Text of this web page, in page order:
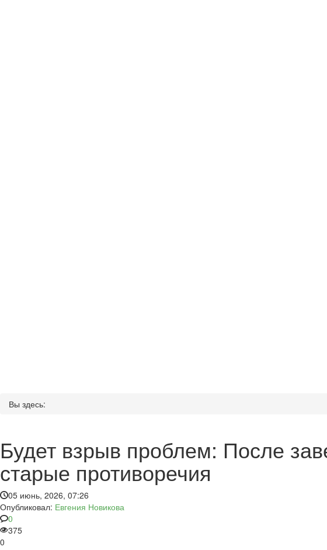
Вы здесь:
Будет взрыв проблем: После
старые противоречия
05 июнь, 2026, 07:26
Опубликовал: Евгения Новикова
0
375
0